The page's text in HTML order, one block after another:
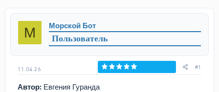
о
р
е
ы
а
ч
а
л
М Морской Бот
Пользователь
11.04.26
Голосов: 0
#1
Автор: Евгения Гуранда